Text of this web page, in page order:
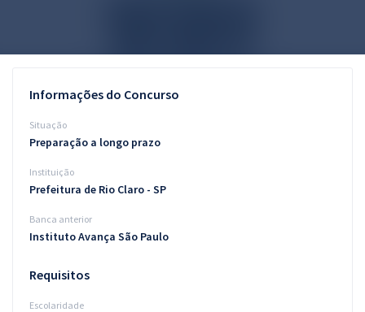
Questões grátis
Blog
Aprovados
Informações do Concurso
Situação
Preparação a longo prazo
Instituição
Prefeitura de Rio Claro - SP
Banca anterior
Instituto Avança São Paulo
Requisitos
Escolaridade